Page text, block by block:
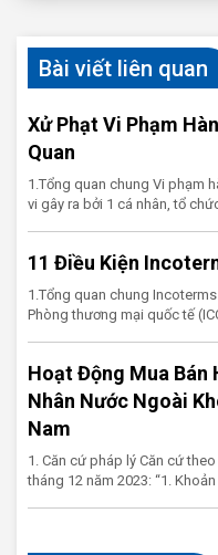
Bài viết liên quan
Xử Phạt Vi Phạm
Quan
1.Tổng quan chung Vi phạm
vi gây ra bởi 1 cá nhân, tổ
11 Điều Kiện
1.Tổng quan chung
Phòng thương mại quốc tế
Hoạt Động Mua Bán
Nhân Nước Ngoài
Nam
1. Căn cứ pháp lý Căn cứ
tháng 12 năm 2023: “1. Khoản